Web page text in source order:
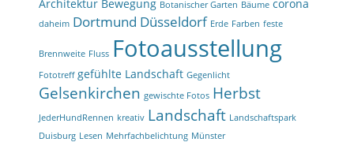
Architektur Bewegung Botanischer Garten Bäume corona
daheim Dortmund Düsseldorf Erde Farben feste
Brennweite Fluss Fotoausstellung
Fototreff gefühlte Landschaft Gegenlicht
Gelsenkirchen gewischte Fotos Herbst
JederHundRennen kreativ Landschaft Landschaftspark
Duisburg Lesen Mehrfachbelichtung Münster